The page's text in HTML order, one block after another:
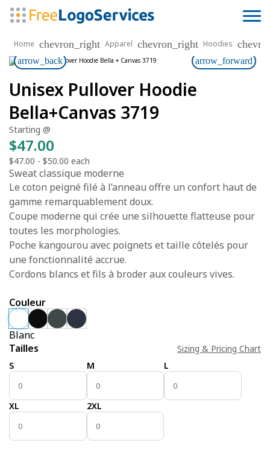
Home chevron_right Apparel chevron_right Hoodies
arrow_back arrow_forward
Unisex Pullover Hoodie
Bella+Canvas 3719
Starting @
$47.00
$47.00 - $50.00 each
Sweat classique moderne
Le coton peigné filé à l’anneau offre un confort haut de
gamme remarquablement doux.
Coupe moderne qui crée une silhouette flatteuse pour
toutes les morphologies.
Poche kangourou avec poignets et taille côtelés pour
une fonctionnalité accrue.
Cordons blancs et fils à broder aux couleurs vives.
Couleur
Blanc
Tailles
Sizing & Pricing Chart
S
M L
XL 2XL